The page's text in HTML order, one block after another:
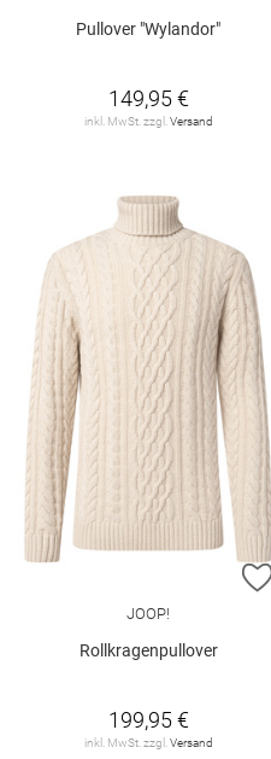
Pullover "Wylandor"
149,95 €
inkl. MwSt. zzgl. Versand
JOOP!
Rollkragenpullover
199,95 €
inkl. MwSt. zzgl. Versand